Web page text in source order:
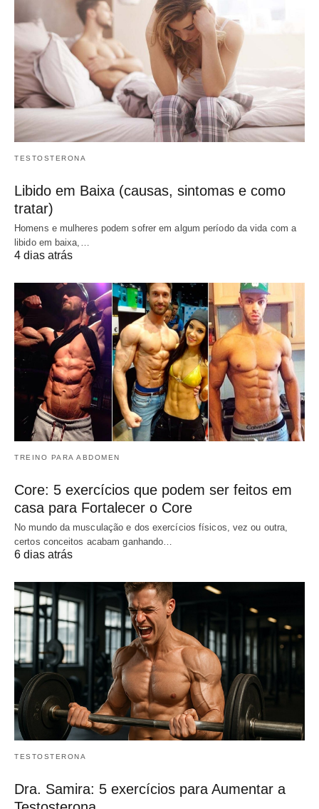
TESTOSTERONA
Libido em Baixa (causas, sintomas e como
tratar)
Homens e mulheres podem sofrer em algum período da vida com a
libido em baixa,…
4 dias atrás
TREINO PARA ABDOMEN
Core: 5 exercícios que podem ser feitos em
casa para Fortalecer o Core
No mundo da musculação e dos exercícios físicos, vez ou outra,
certos conceitos acabam ganhando…
6 dias atrás
TESTOSTERONA
Dra. Samira: 5 exercícios para Aumentar a